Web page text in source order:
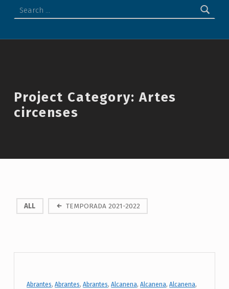
Introduction
Project Category:Artes
circenses
P
j
ALL TEMPORADA 2021-2022
Project Category:
Abrantes,Abrantes,Abrantes,Alcanena,Alcanena,Alcanena,